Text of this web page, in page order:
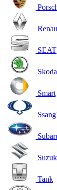
SEAT
Skoda
Smart
Tank